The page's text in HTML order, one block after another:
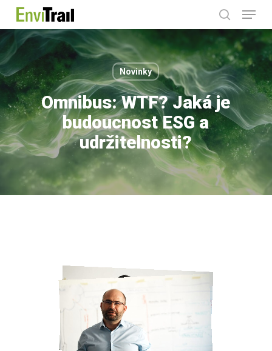
Skip
to
main
content
search
Menu
Novinky
Omnibus: WTF? Jaká je
budoucnost ESG a
udržitelnosti?